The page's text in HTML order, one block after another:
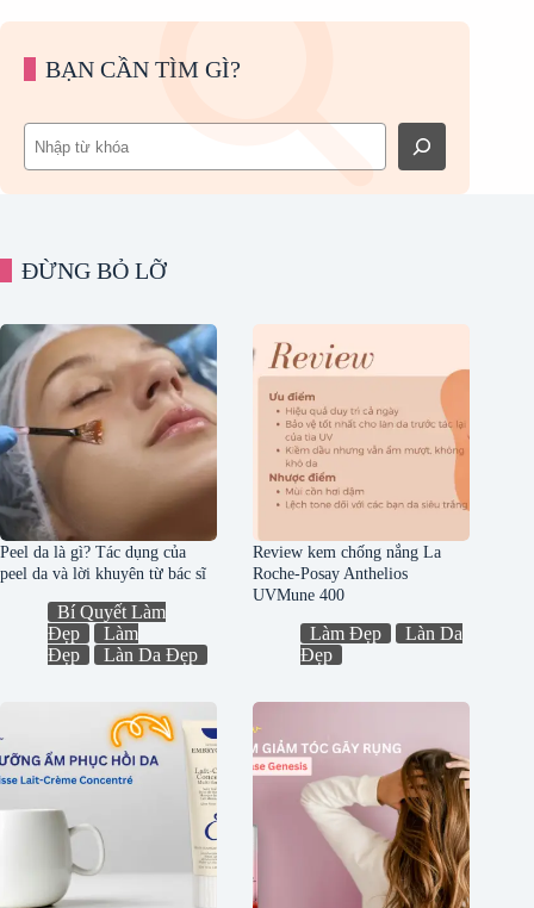
BẠN CẦN TÌM GÌ?
Tìm
kiếm
ĐỪNG BỎ LỠ
Peel da là gì? Tác dụng của
peel da và lời khuyên từ bác sĩ
Bí Quyết Làm
Đẹp
Làm
Đẹp
Làn Da Đẹp
Review kem chống nắng La
Roche-Posay Anthelios
UVMune 400
Làm Đẹp
Làn Da
Đẹp